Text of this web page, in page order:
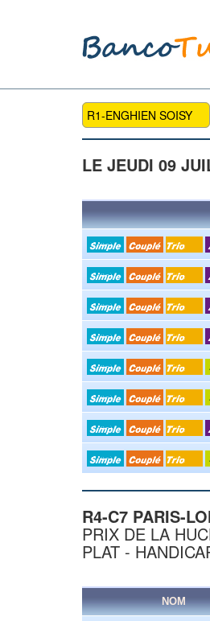
R1-ENGHIEN SOISY
LE JEUDI 09
R4-C7 PARIS-
PRIX DE LA
PLAT -
NOM